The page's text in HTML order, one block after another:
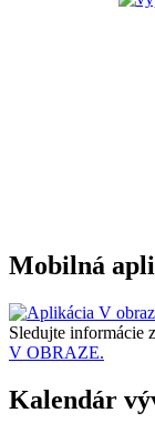
Mobilná
Sledujte informácie
V OBRAZE.
Kalendár